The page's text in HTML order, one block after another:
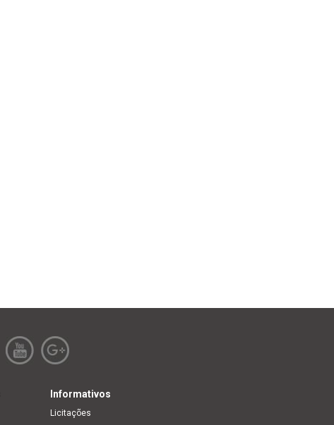
Informativos
Licitações